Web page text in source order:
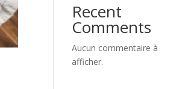
Recent
Comments
Aucun commentaire à
afficher.